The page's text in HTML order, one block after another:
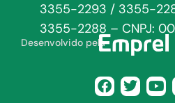
3355-2293 / 3355-
3355-2288 – CNPJ:
Desenvolvido pela